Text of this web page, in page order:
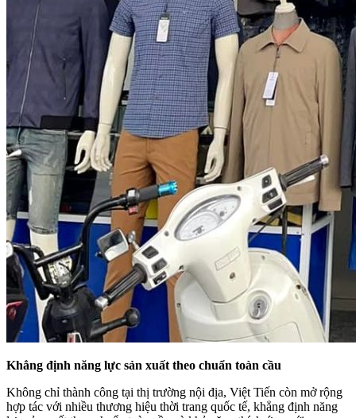
Khẳng định năng lực sản xuất theo chuẩn toàn cầu
Không chỉ thành công tại thị trường nội địa, Việt Tiến còn mở rộng
hợp tác với nhiều thương hiệu thời trang quốc tế, khẳng định năng